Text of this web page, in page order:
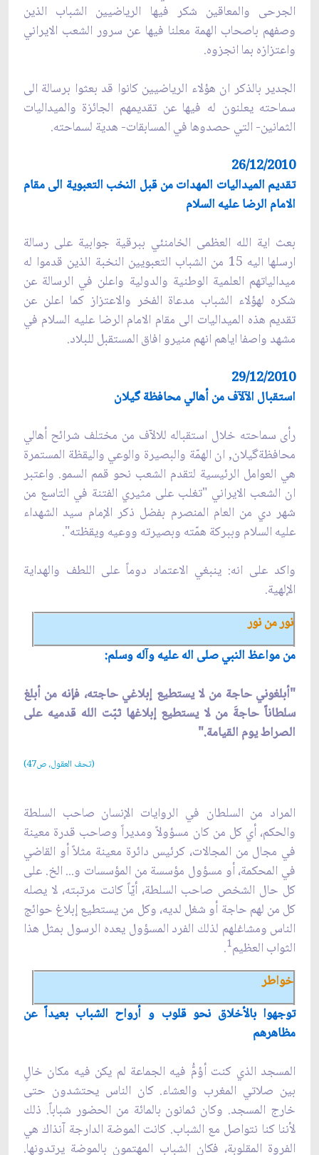
الجرحى والمعاقين شكر فيها الرياضيين الشباب الذين
وصفهم باصحاب الهمة معلنا فيها عن سرور الشعب الايراني
واعتزازه بما انجزوه.
الجدير بالذكر ان هؤلاء الرياضيين كانوا قد بعثوا برسالة الى
سماحته يعلنون له فيها عن تقديمهم الجائزة والميداليات
الثمانين- التي حصدوها في المسابقات- هدية لسماحته.
26/12/2010
تقديم الميداليات المهدات من قبل النخب التعبوية الى مقام
الامام الرضا عليه السلام
بعث اية الله العظمى الخامنئي ببرقية جوابية على رسالة
ارسلها اليه 15 من الشباب التعبويين النخبة الذين قدموا له
ميدالياتهم العلمية الوطنية والدولية واعلن في الرسالة عن
شكره لهؤلاء الشباب مدعاة الفخر والاعتزاز كما اعلن عن
تقديم هذه الميداليات الى مقام الامام الرضا عليه السلام في
مشهد واصفا اياهم انهم منيرو افاق المستقبل للبلاد.
29/12/2010
استقبال الآلآف من أهالي محافظة گيلان
رأى سماحته خلال استقباله للالآف من مختلف شرائح أهالي
محافظةگيلان, ان الهمّة والبصيرة والوعي واليقظة‌ المستمرة
هي العوامل الرئيسية‌ لتقدم الشعب نحو قمم السمو. واعتبر
ان الشعب الايراني "تغلب على مثيري الفتنة في التاسع من
شهر دي من العام المنصرم بفضل ذكر الإمام سيد الشهداء‌
عليه السلام وببركة‌ همّته‌ وبصيرته ووعيه ويقظته".
واكد على انه: ينبغي الاعتماد دوماً على اللطف والهداية
الإلهية.
نور من نور
من مواعظ النبي صلى اله عليه وآله وسلم:
"أبلغوني حاجة من لا يستطيع إبلاغي حاجته، فإنه من أبلغ
سلطاناً حاجةَ من لا يستطيع إبلاغها ثبّت الله قدميه على
الصراط يوم القيامة."
(تحف العقول، ص47)
المراد من السلطان في الروايات الإنسان صاحب السلطة
والحكم، أي كل من كان مسؤولاً ومديراً وصاحب قدرة معينة
في مجال من المجالات، كرئيس دائرة معينة مثلاً أو القاضي
في المحكمة، أو مسؤول مؤسسة من المؤسسات و... الخ. على
كل حال الشخص صاحب السلطة، أيّاً كانت مرتبته، لا يصله
كل من لهم حاجة أو شغل لديه، وكل من يستطيع إبلاغ حوائج
الناس ومشاغلهم لذلك الفرد المسؤول يعده الرسول بمثل هذا
الثواب العظيم1
.
خواطر
توجهوا بالأخلاق نحو قلوب و أرواح الشباب بعيداً عن
مظاهرهم
المسجد الذي كنت أؤمُّ فيه الجماعة لم يكن فيه مكان خالٍ
بين صلاتي المغرب والعشاء. كان الناس يحتشدون حتى
خارج المسجد. وكان ثمانون بالمائة من الحضور شباباً. ذلك
لأننا كنا نتواصل مع الشباب. كانت الموضة الدارجة آنذاك هي
الفروة المقلوبة، فكان الشباب المهتمون بالموضة يرتدونها.